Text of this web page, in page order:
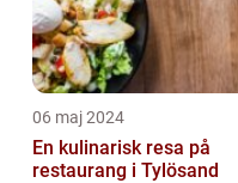
06 maj 2024
En kulinarisk resa på
restaurang i Tylösand